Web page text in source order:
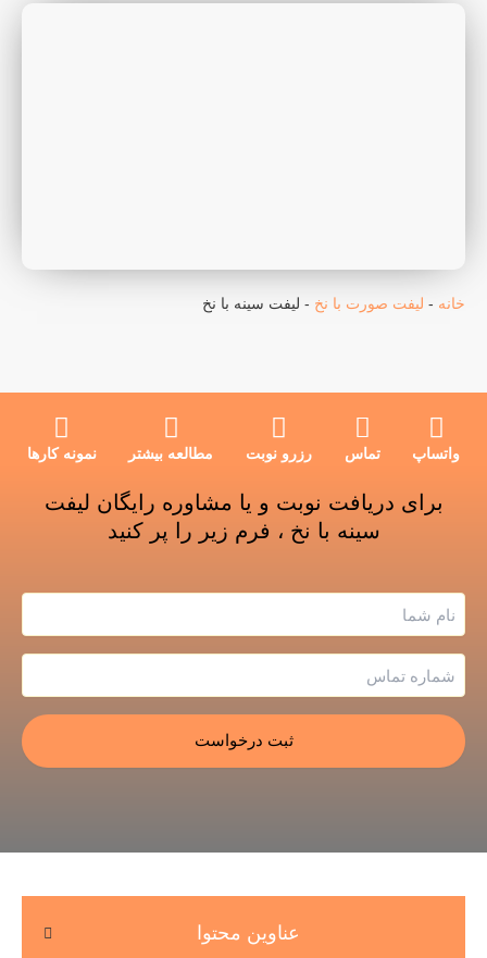
خانه - لیفت صورت با نخ - لیفت سینه با نخ
واتساپ تماس رزرو نوبت مطالعه بیشتر نمونه کارها
برای دریافت نوبت و یا مشاوره رایگان لیفت
سینه با نخ ، فرم زیر را پر کنید
نام
خانوادگی
شماره
تماس
عناوین محتوا